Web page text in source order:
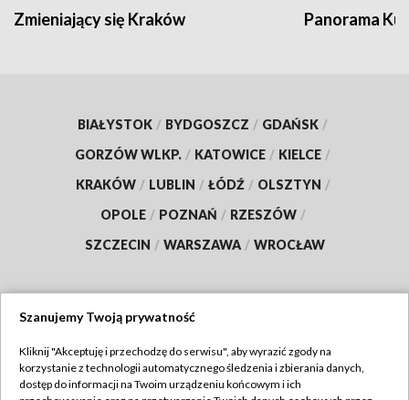
Zmieniający się Kraków Panorama
BIAŁYSTOK / BYDGOSZCZ / GDAŃSK /
GORZÓW WLKP. / KATOWICE / KIELCE /
KRAKÓW / LUBLIN / ŁÓDŹ / OLSZTYN /
OPOLE / POZNAŃ / RZESZÓW /
SZCZECIN / WARSZAWA / WROCŁAW
TVP
Szanujemy Twoją prywatność
Kliknij "Akceptuję i przechodzę do serwisu", aby wyrazić zgody na
korzystanie z technologii automatycznego śledzenia i zbierania danych,
dostęp do informacji na Twoim urządzeniu końcowym i ich